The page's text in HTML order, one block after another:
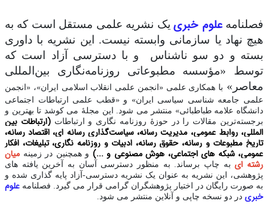
فصلنامهعلوم خبرییک نشریه علمی مستقل است که به
هیچ نهاد یا سازمانی وابسته نیست. این نشریه با داوری
بسته و دو سو ناشناس و با دسترسی آزاد است که
توسط «مؤسسه مطبوعاتی روزنامه‌نگاری بین‌المللی
معاصر» با همکاری علمی «انجمن علمی انقلاب اسلامی ایران»، «انجمن
علمی جامعه شناسی سیاسی ایران» و «قطب علمی ارتباطات اجتماعی
دانشگاه علامه طباطبائی» منتشر می شود. این مجلۀ می کوشد تا بهترین و
برجسته‌ترین مقالات را در حوزۀ روزنامه نگاری و ارتباطات(ارتباطات بین
المللی، روابط عمومی، مدیریت رسانه، سیاست‌گذاری رسانه ای، اقتصاد رسانه،
تاریخ مطبوعات و رسانه، حقوق رسانه، ادبیات و روزنامه نگاری، تبلیغات، افکار
عمومی، شبکه های اجتماعی، هوش مصنوعی و ...) و همچنین در زمینه میان
رشته ای به چاپ برساند. به منظور دسترسی آسان به آخرین یافته های
پژوهشی، این نشریه به عنوان یک نشریه دسترسی-آزاد پایه گذاری شده و
به صورت رایگان در اختیار پژوهشگران گرامی قرار می گیرد. فصلنامه علوم
خبری در دو نسخه چاپی و آنلاین منتشر می شود.